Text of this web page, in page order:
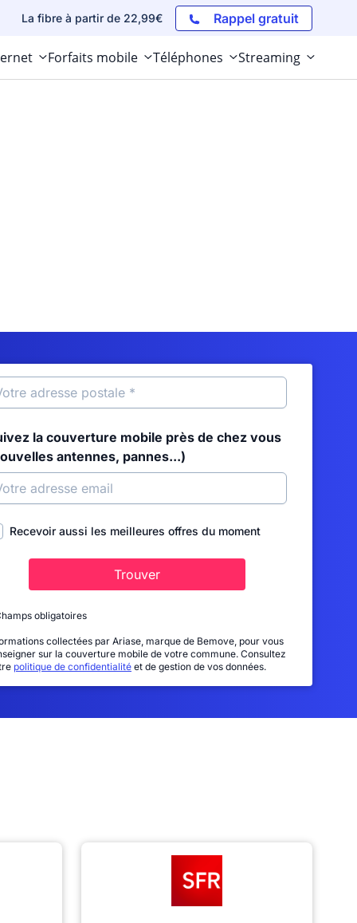
La fibre à partir de 22,99€ Rappel gratuit
Forfaits mobile Téléphones Streaming
la couverture mobile près de chez vous
antennes, pannes...)
Recevoir aussi les meilleures offres du moment
Trouver
obligatoires
collectées par Ariase, marque de Bemove, pour vous
sur la couverture mobile de votre commune. Consultez
politique de confidentialité et de gestion de vos données.